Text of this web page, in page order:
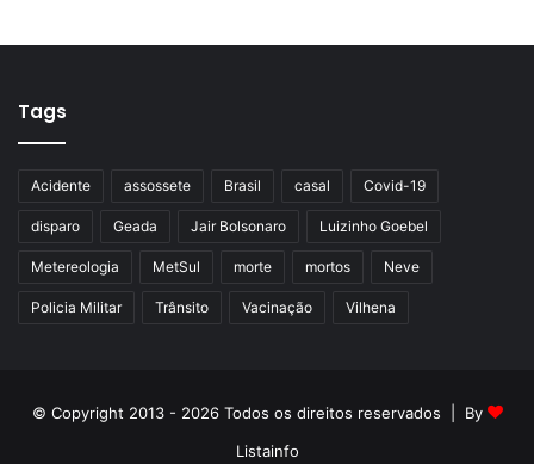
Tags
Acidente assossete Brasil casal Covid-19
disparo Geada Jair Bolsonaro Luizinho Goebel
Metereologia MetSul morte mortos Neve
Policia Militar Trânsito Vacinação Vilhena
© Copyright 2013 - 2026 Todos os direitos reservados | By
Listainfo